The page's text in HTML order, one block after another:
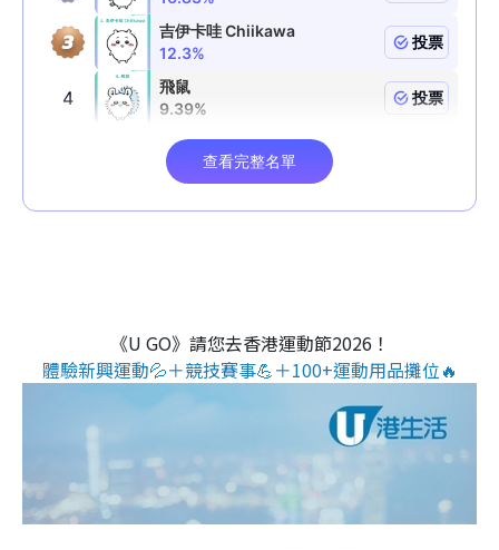
《U GO》請您去香港運動節2026！
體驗新興運動💦＋競技賽事💪＋100+運動用品攤位🔥